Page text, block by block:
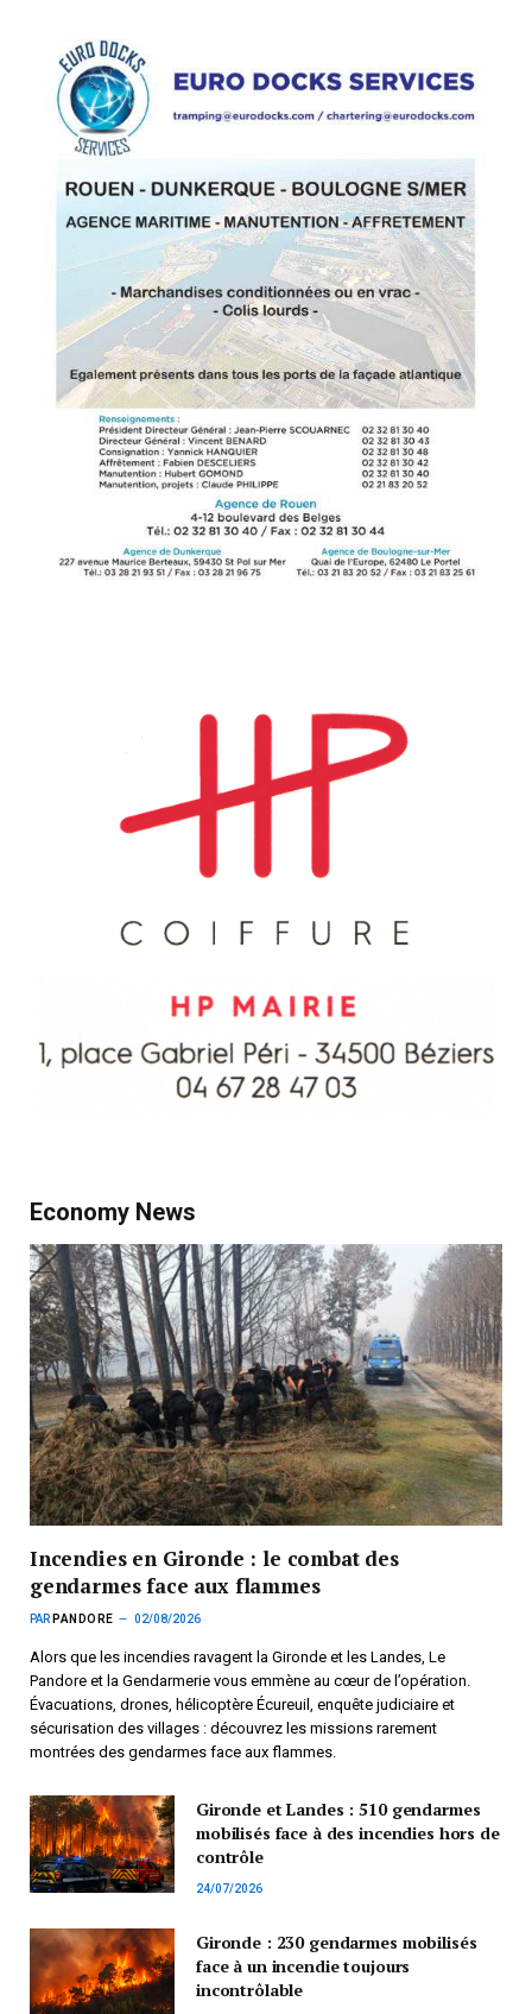
Economy News
Incendies en Gironde : le combat des
gendarmes face aux flammes
PAR PANDORE 02/08/2026
Alors que les incendies ravagent la Gironde et les Landes, Le
Pandore et la Gendarmerie vous emmène au cœur de l’opération.
Évacuations, drones, hélicoptère Écureuil, enquête judiciaire et
sécurisation des villages : découvrez les missions rarement
montrées des gendarmes face aux flammes.
Gironde et Landes : 510 gendarmes
mobilisés face à des incendies hors de
contrôle
24/07/2026
Gironde : 230 gendarmes mobilisés
face à un incendie toujours
incontrôlable